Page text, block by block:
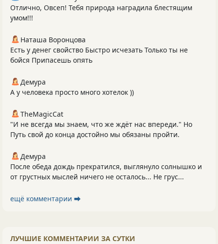
Отлично, Овсеп! Тебя природа наградила блестящим
умом!!!
Наташа Воронцова
Есть у денег свойство Быстро исчезать Только ты не
бойся Припасешь опять
Демура
А у человека просто много хотелок ))
TheMagicCat
"И не всегда мы знаем, что же ждёт нас впереди." Но
Путь свой до конца достойно мы обязаны пройти.
Демура
После обеда дождь прекратился, выглянуло солнышко и
от грустных мыслей ничего не осталось... Не грус...
ещё комментарии ⮕
ЛУЧШИЕ КОММЕНТАРИИ ЗА СУТКИ